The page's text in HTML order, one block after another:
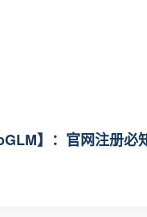
】：官网注册必